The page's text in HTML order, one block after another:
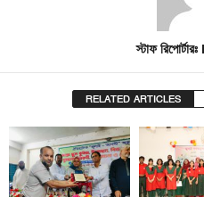
স্টাফ
RELATED ARTICLES